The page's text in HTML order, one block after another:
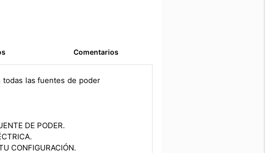
Comentarios
todas las fuentes de poder
DE PODER.
CONFIGURACIÓN.